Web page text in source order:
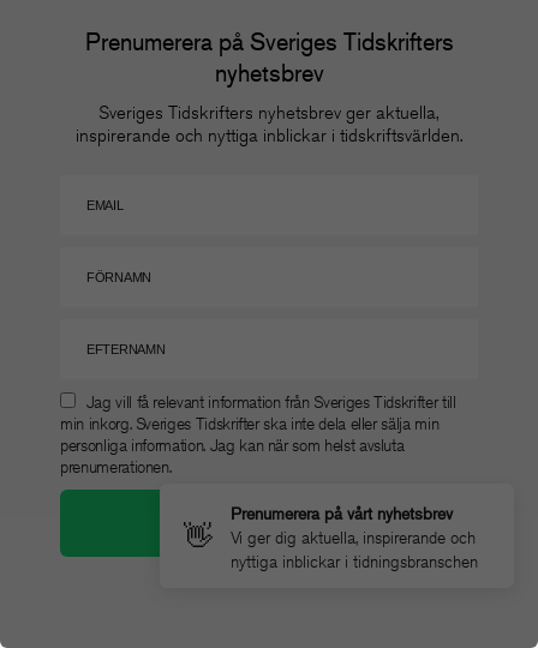
👋
Prenumerera på vårt nyhetsbrev
Vi ger dig aktuella, inspirerande och
nyttiga inblickar i tidningsbranschen
Prenumerera på Sveriges Tidskrifters
nyhetsbrev
Sveriges Tidskrifters nyhetsbrev ger aktuella,
inspirerande och nyttiga inblickar i tidskriftsvärlden.
Jag vill få relevant information från Sveriges Tidskrifter till
min inkorg. Sveriges Tidskrifter ska inte dela eller sälja min
personliga information. Jag kan när som helst avsluta
prenumerationen.